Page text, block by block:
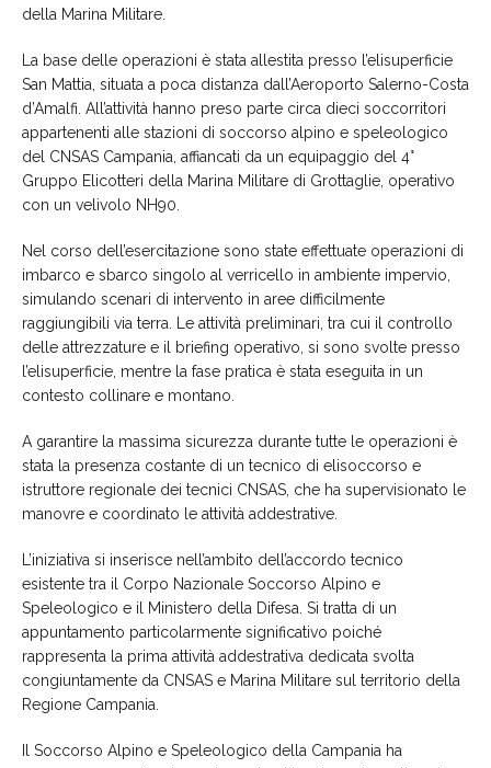
della Marina Militare.
La base delle operazioni è stata allestita presso l’elisuperficie
San Mattia, situata a poca distanza dall’Aeroporto Salerno-Costa
d’Amalfi. All’attività hanno preso parte circa dieci soccorritori
appartenenti alle stazioni di soccorso alpino e speleologico
del CNSAS Campania, affiancati da un equipaggio del 4°
Gruppo Elicotteri della Marina Militare di Grottaglie, operativo
con un velivolo NH90.
Nel corso dell’esercitazione sono state effettuate operazioni di
imbarco e sbarco singolo al verricello in ambiente impervio,
simulando scenari di intervento in aree difficilmente
raggiungibili via terra. Le attività preliminari, tra cui il controllo
delle attrezzature e il briefing operativo, si sono svolte presso
l’elisuperficie, mentre la fase pratica è stata eseguita in un
contesto collinare e montano.
A garantire la massima sicurezza durante tutte le operazioni è
stata la presenza costante di un tecnico di elisoccorso e
istruttore regionale dei tecnici CNSAS, che ha supervisionato le
manovre e coordinato le attività addestrative.
L’iniziativa si inserisce nell’ambito dell’accordo tecnico
esistente tra il Corpo Nazionale Soccorso Alpino e
Speleologico e il Ministero della Difesa. Si tratta di un
appuntamento particolarmente significativo poiché
rappresenta la prima attività addestrativa dedicata svolta
congiuntamente da CNSAS e Marina Militare sul territorio della
Regione Campania.
Il Soccorso Alpino e Speleologico della Campania ha